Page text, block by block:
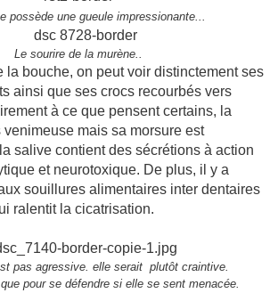
possède une gueule impressionante...
Le sourire de la murène..
la bouche, on peut voir distinctement ses
ainsi que ses crocs recourbés vers
à ce que pensent certains, la
venimeuse mais sa morsure est
salive contient des sécrétions à action
et neurotoxique. De plus, il y a
souillures alimentaires inter dentaires
ralentit la cicatrisation.
pas agressive. elle serait plutôt craintive.
pour se défendre si elle se sent menacée.